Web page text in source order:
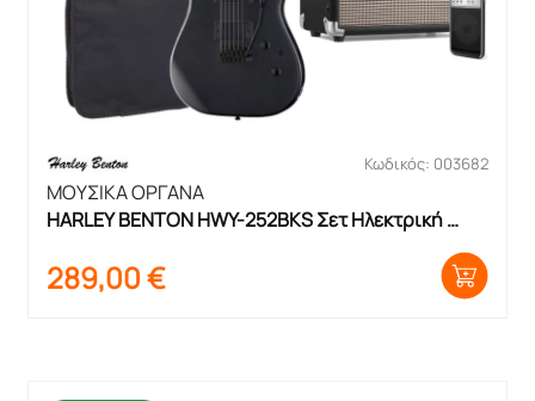
Κωδικός: 003682
ΜΟΥΣΙΚΑ ΟΡΓΑΝΑ
HARLEY BENTON HWY-252BKS Σετ Ηλεκτρική
289,00€